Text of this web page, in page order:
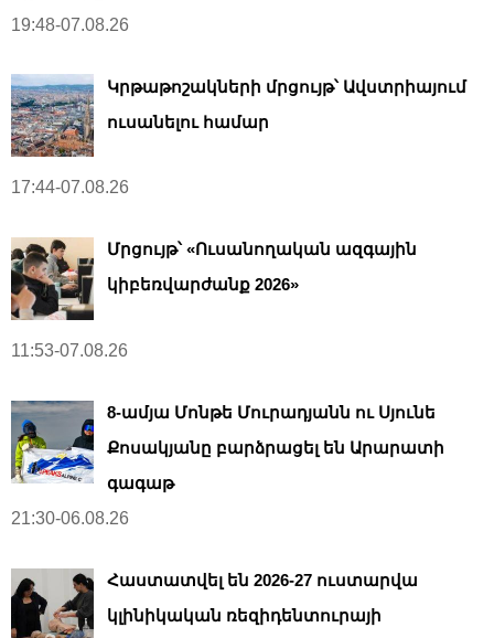
19:48-07.08.26
Կրթաթոշակների մրցույթ՝ Ավստրիայում
ուսանելու համար
17:44-07.08.26
Մրցույթ՝ «Ուսանողական ազգային
կիբեռվարժանք 2026»
11:53-07.08.26
8-ամյա Մոնթե Մուրադյանն ու Սյունե
Քոսակյանը բարձրացել են Արարատի
գագաթ
21:30-06.08.26
Հաստատվել են 2026-27 ուստարվա
կլինիկական ռեզիդենտուրայի